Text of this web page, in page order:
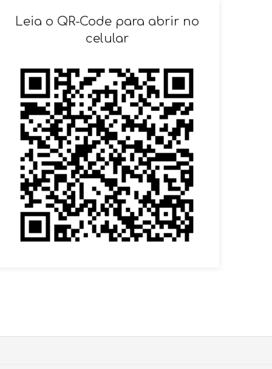
VOLTAR
Leia o QR-Code para abrir no
celular